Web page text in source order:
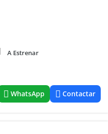
A Estrenar
WhatsApp Contactar